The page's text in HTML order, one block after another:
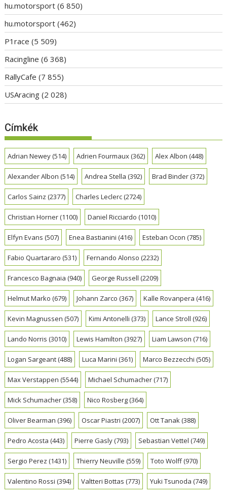
hu.motorsport (6 850)
hu.motorsport (462)
P1race (5 509)
Racingline (6 368)
RallyCafe (7 855)
USAracing (2 028)
Címkék
Adrian Newey(514) Adrien Fourmaux(362) Alex Albon (448)
Alexander Albon (514) Andrea Stella (392) Brad Binder(372)
Carlos Sainz (2377) Charles Leclerc(2724)
Christian Horner(1100) Daniel Ricciardo (1010)
Elfyn Evans (507) Enea Bastianini (416) Esteban Ocon (785)
Fabio Quartararo (531) Fernando Alonso (2232)
Francesco Bagnaia (940) George Russell (2209)
Helmut Marko (679) Johann Zarco (367) Kalle Rovanpera (416)
Kevin Magnussen (507) Kimi Antonelli (373) Lance Stroll (926)
Lando Norris (3010) Lewis Hamilton (3927) Liam Lawson (716)
Logan Sargeant(488) Luca Marini (361) Marco Bezzecchi (505)
Max Verstappen (5544) Michael Schumacher(717)
Mick Schumacher(358) Nico Rosberg(364)
Oliver Bearman (396) Oscar Piastri (2007) Ott Tanak(388)
Pedro Acosta (443) Pierre Gasly(793) Sebastian Vettel (749)
Sergio Perez (1431) Thierry Neuville (559) Toto Wolff(970)
Valentino Rossi (394) Valtteri Bottas (773) Yuki Tsunoda (749)